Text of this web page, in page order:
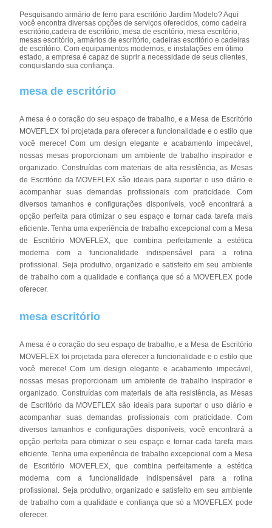
Pesquisando armário de ferro para escritório Jardim Modelo? Aqui
você encontra diversas opções de serviços oferecidos, como cadeira
escritório,cadeira de escritório, mesa de escritório, mesa escritório,
mesas escritório, armários de escritório, cadeiras escritório e cadeiras
de escritório. Com equipamentos modernos, e instalações em ótimo
estado, a empresa é capaz de suprir a necessidade de seus clientes,
conquistando sua confiança.
mesa de escritório
A mesa é o coração do seu espaço de trabalho, e a Mesa de Escritório
MOVEFLEX foi projetada para oferecer a funcionalidade e o estilo que
você merece! Com um design elegante e acabamento impecável,
nossas mesas proporcionam um ambiente de trabalho inspirador e
organizado. Construídas com materiais de alta resistência, as Mesas
de Escritório da MOVEFLEX são ideais para suportar o uso diário e
acompanhar suas demandas profissionais com praticidade. Com
diversos tamanhos e configurações disponíveis, você encontrará a
opção perfeita para otimizar o seu espaço e tornar cada tarefa mais
eficiente. Tenha uma experiência de trabalho excepcional com a Mesa
de Escritório MOVEFLEX, que combina perfeitamente a estética
moderna com a funcionalidade indispensável para a rotina
profissional. Seja produtivo, organizado e satisfeito em seu ambiente
de trabalho com a qualidade e confiança que só a MOVEFLEX pode
oferecer.
mesa escritório
A mesa é o coração do seu espaço de trabalho, e a Mesa de Escritório
MOVEFLEX foi projetada para oferecer a funcionalidade e o estilo que
você merece! Com um design elegante e acabamento impecável,
nossas mesas proporcionam um ambiente de trabalho inspirador e
organizado. Construídas com materiais de alta resistência, as Mesas
de Escritório da MOVEFLEX são ideais para suportar o uso diário e
acompanhar suas demandas profissionais com praticidade. Com
diversos tamanhos e configurações disponíveis, você encontrará a
opção perfeita para otimizar o seu espaço e tornar cada tarefa mais
eficiente. Tenha uma experiência de trabalho excepcional com a Mesa
de Escritório MOVEFLEX, que combina perfeitamente a estética
moderna com a funcionalidade indispensável para a rotina
profissional. Seja produtivo, organizado e satisfeito em seu ambiente
de trabalho com a qualidade e confiança que só a MOVEFLEX pode
oferecer.